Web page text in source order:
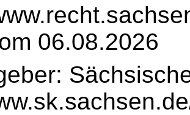
06.08.2026